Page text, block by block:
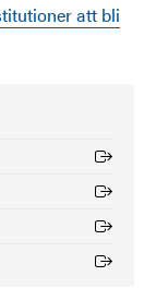
att bli